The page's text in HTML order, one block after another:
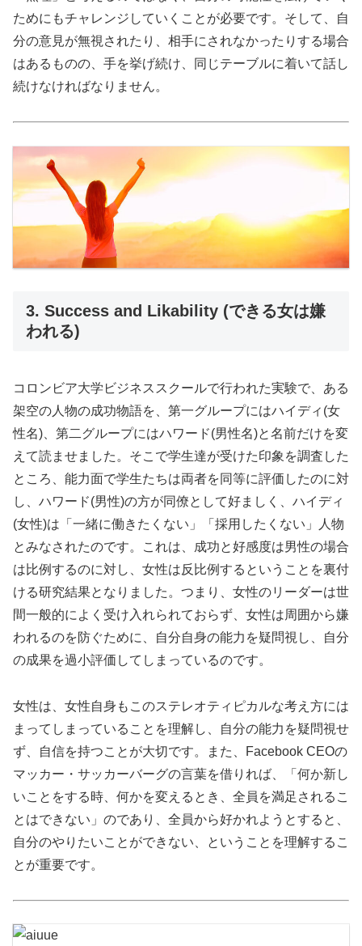
ためにもチャレンジしていくことが必要です。そして、自
分の意見が無視されたり、相手にされなかったりする場合
はあるものの、手を挙げ続け、同じテーブルに着いて話し
続けなければなりません。
3. Success and Likability (できる女は嫌
われる)
コロンビア大学ビジネススクールで行われた実験で、ある
架空の人物の成功物語を、第一グループにはハイディ(女
性名)、第二グループにはハワード(男性名)と名前だけを変
えて読ませました。そこで学生達が受けた印象を調査した
ところ、能力面で学生たちは両者を同等に評価したのに対
し、ハワード(男性)の方が同僚として好ましく、ハイディ
(女性)は「一緒に働きたくない」「採用したくない」人物
とみなされたのです。これは、成功と好感度は男性の場合
は比例するのに対し、女性は反比例するということを裏付
ける研究結果となりました。つまり、女性のリーダーは世
間一般的によく受け入れられておらず、女性は周囲から嫌
われるのを防ぐために、自分自身の能力を疑問視し、自分
の成果を過小評価してしまっているのです。
女性は、女性自身もこのステレオティピカルな考え方には
まってしまっていることを理解し、自分の能力を疑問視せ
ず、自信を持つことが大切です。また、Facebook CEOの
マッカー・サッカーバーグの言葉を借りれば、「何か新し
いことをする時、何かを変えるとき、全員を満足されるこ
とはできない」のであり、全員から好かれようとすると、
自分のやりたいことができない、ということを理解するこ
とが重要です。